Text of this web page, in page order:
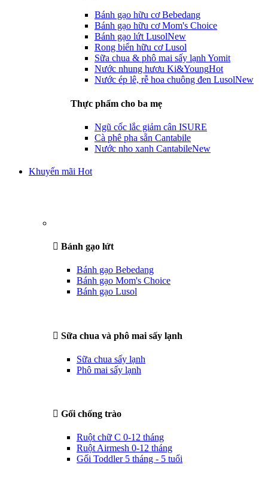
Bánh gạo hữu cơ Bebedang
Bánh gạo hữu cơ Mom's Choice
Bánh gạo lứt LusolNew
Rong biển hữu cơ Lusol
Sữa chua & phô mai sấy lạnh Yomit
Nước nhung hươu Ki&YoungHot
Nước ép lê, rễ hoa chuông đen LusolNew
Thực phẩm cho ba mẹ
Ngũ cốc lắc giảm cân ISURE
Cà phê pha sẵn Cantabile
Nước nho xanh CantabileNew
Khuyến mãi Hot
Bánh gạo lứt
Bánh gạo Bebedang
Bánh gạo Mom's Choice
Bánh gạo Lusol
Sữa chua và phô mai sấy lạnh
Sữa chua sấy lạnh
Phô mai sấy lạnh
Gối chống trào
Ruột chữ C 0-12 tháng
Ruột Airmesh 0-12 tháng
Gối Toddler 5 tháng - 5 tuổi